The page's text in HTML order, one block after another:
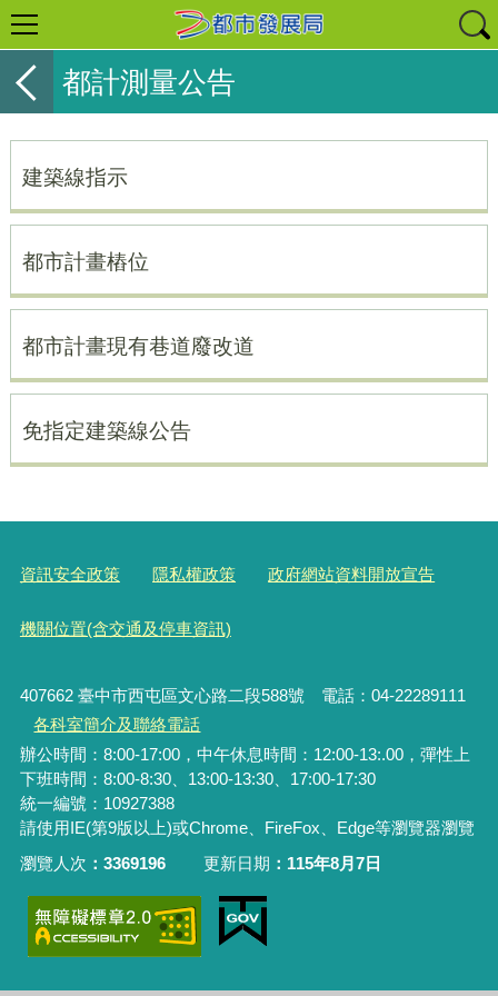
都計測量公告
建築線指示
都市計畫樁位
都市計畫現有巷道廢改道
免指定建築線公告
資訊安全政策 隱私權政策 政府網站資料開放宣告
機關位置(含交通及停車資訊)
407662 臺中市西屯區文心路二段588號 電話：04-22289111
各科室簡介及聯絡電話
辦公時間：8:00-17:00，中午休息時間：12:00-13:.00，彈性上
下班時間：8:00-8:30、13:00-13:30、17:00-17:30
統一編號 ：10927388
請使用IE(第9版以上)或Chrome、FireFox、Edge等瀏覽器瀏覽
瀏覽人次
3369196 更新日期 115年8月7日